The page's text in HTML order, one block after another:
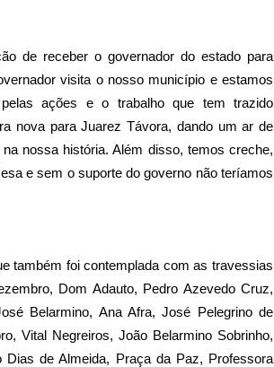
de receber o governador do estado para
visita o nosso município e estamos
ações e o trabalho que tem trazido
nova para Juarez Távora, dando um ar de
nossa história. Além disso, temos creche,
e sem o suporte do governo não teríamos
também foi contemplada com as travessias
Dom Adauto, Pedro Azevedo Cruz,
Belarmino, Ana Afra, José Pelegrino de
Vital Negreiros, João Belarmino Sobrinho,
Dias de Almeida, Praça da Paz, Professora